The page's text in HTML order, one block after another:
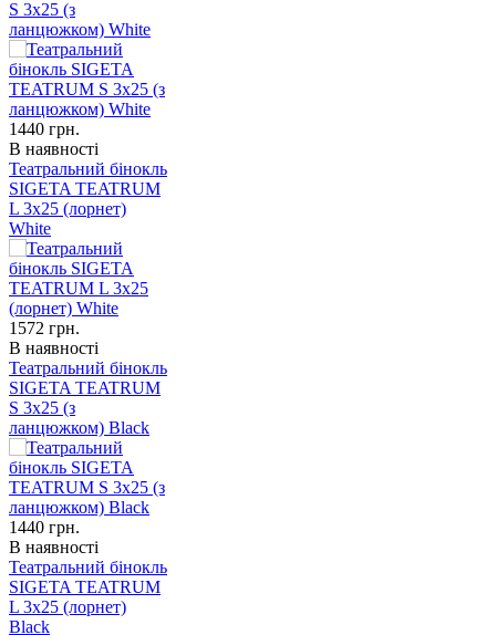
S 3x25 (з
ланцюжком) White
1440 грн.
В наявності
Театральний бінокль
SIGETA TEATRUM
L 3x25 (лорнет)
White
1572 грн.
В наявності
Театральний бінокль
SIGETA TEATRUM
S 3x25 (з
ланцюжком) Black
1440 грн.
В наявності
Театральний бінокль
SIGETA TEATRUM
L 3x25 (лорнет)
Black